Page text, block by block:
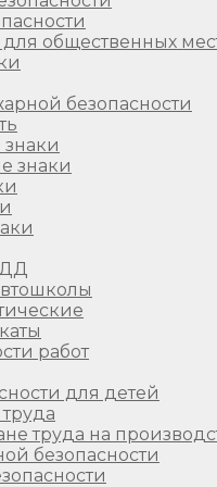
общественных
безопасности
знаки
работ
для детей
труда на
безопасности